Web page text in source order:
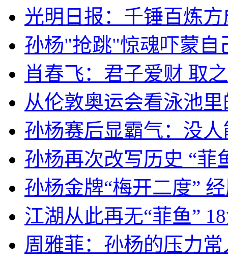
光明日报：千锤百炼方
孙杨"抢跳"惊魂吓蒙自
肖春飞：君子爱财 取
从伦敦奥运会看泳池里
孙杨赛后显霸气：没
孙杨再次改写历史 “菲
孙杨金牌“梅开二度”
江湖从此再无“菲鱼”
周雅菲：孙杨的压力